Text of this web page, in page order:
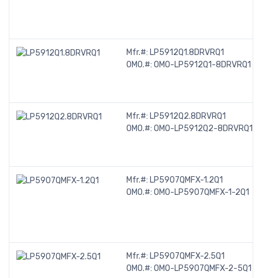
Mfr.#: LP5912Q1.8DRVRQ1
OMO.#: OMO-LP5912Q1-8DRVRQ1
Mfr.#: LP5912Q2.8DRVRQ1
OMO.#: OMO-LP5912Q2-8DRVRQ1
Mfr.#: LP5907QMFX-1.2Q1
OMO.#: OMO-LP5907QMFX-1-2Q1
Mfr.#: LP5907QMFX-2.5Q1
OMO.#: OMO-LP5907QMFX-2-5Q1